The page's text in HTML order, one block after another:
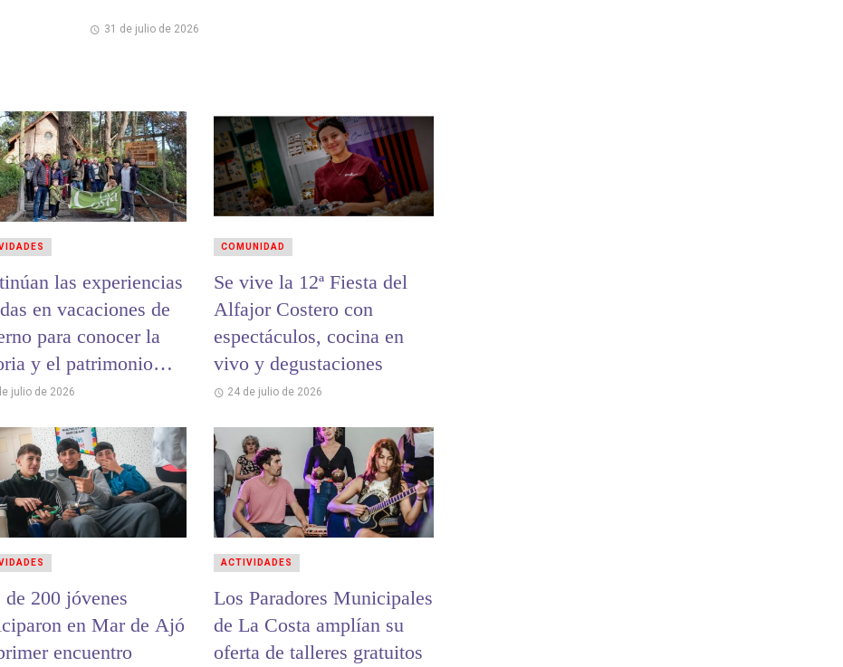
31 de julio de 2026
las experiencias
en vacaciones de
para conocer la
y el patrimonio
de La Costa
julio de 2026
Se vive la 12ª Fiesta del
Alfajor Costero con
espectáculos, cocina en
vivo y degustaciones
24 de julio de 2026
COMUNIDAD
de 200 jóvenes
en Mar de Ajó
encuentro
Los Paradores Municipales
de La Costa amplían su
oferta de talleres gratuitos
ACTIVIDADES